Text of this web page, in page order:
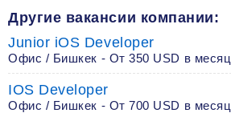
Другие вакансии компании:
Junior iOS Developer
Офис / Бишкек - От 350 USD в месяц
IOS Developer
Офис / Бишкек - От 700 USD в месяц